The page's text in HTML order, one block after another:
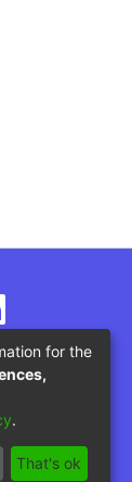
for the
.
That's ok